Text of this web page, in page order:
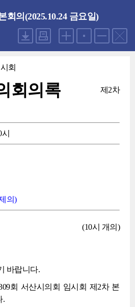
회의(2025.10.24 금요일)
회
회의록 제2차
의)
(10시 개의)
바랍니다.
회 서산시의회 임시회 제2차 본
.